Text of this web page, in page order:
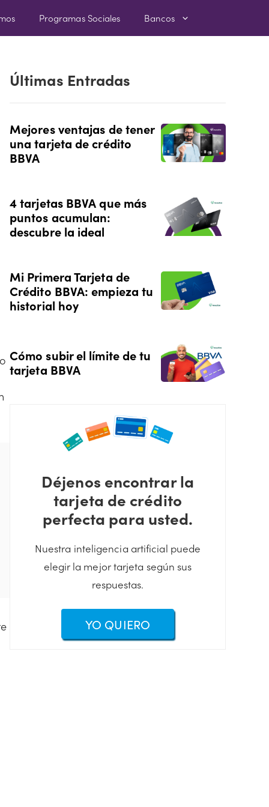
Programas Sociales Bancos
Últimas Entradas
Mejores ventajas de tener
una tarjeta de crédito
BBVA
4 tarjetas BBVA que más
puntos acumulan:
descubre la ideal
Mi Primera Tarjeta de
Crédito BBVA: empieza tu
historial hoy
Cómo subir el límite de tu
tarjeta BBVA
Déjenos encontrar la
tarjeta de crédito
perfecta para usted.
Nuestra inteligencia artificial puede
elegir la mejor tarjeta según sus
respuestas.
YO QUIERO